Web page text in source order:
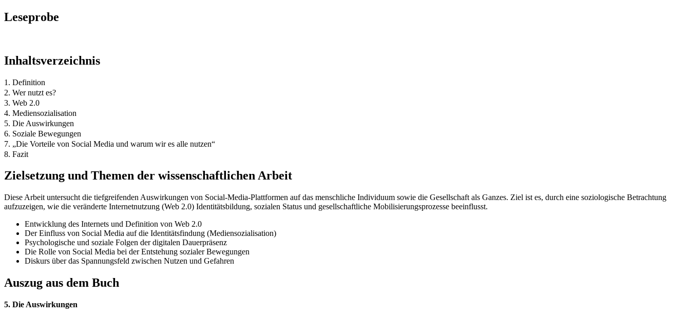
Leseprobe
Inhaltsverzeichnis
1. Definition
2. Wer nutzt es?
3. Web 2.0
4. Mediensozialisation
5. Die Auswirkungen
6. Soziale Bewegungen
7. „Die Vorteile von Social Media und warum wir es alle nutzen“
8. Fazit
Zielsetzung und Themen der wissenschaftlichen Arbeit
Diese Arbeit untersucht die tiefgreifenden Auswirkungen von Social-Media-Plattformen auf das menschliche Individuum sowie die Gesellschaft als Ganzes. Ziel ist es, durch eine soziologische Betrachtung
aufzuzeigen, wie die veränderte Internetnutzung (Web 2.0) Identitätsbildung, sozialen Status und gesellschaftliche Mobilisierungsprozesse beeinflusst.
Entwicklung des Internets und Definition von Web 2.0
Der Einfluss von Social Media auf die Identitätsfindung (Mediensozialisation)
Psychologische und soziale Folgen der digitalen Dauerpräsenz
Die Rolle von Social Media bei der Entstehung sozialer Bewegungen
Diskurs über das Spannungsfeld zwischen Nutzen und Gefahren
Auszug aus dem Buch
5. Die Auswirkungen